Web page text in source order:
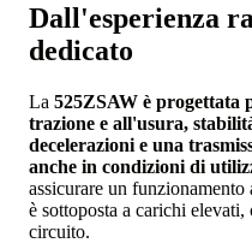
Dall'esperienza
dedicato
La 525ZSAW è progettata
trazione e all'usura,
decelerazioni e una
anche in condizioni di
assicurare un
è sottoposta a carichi
circuito.